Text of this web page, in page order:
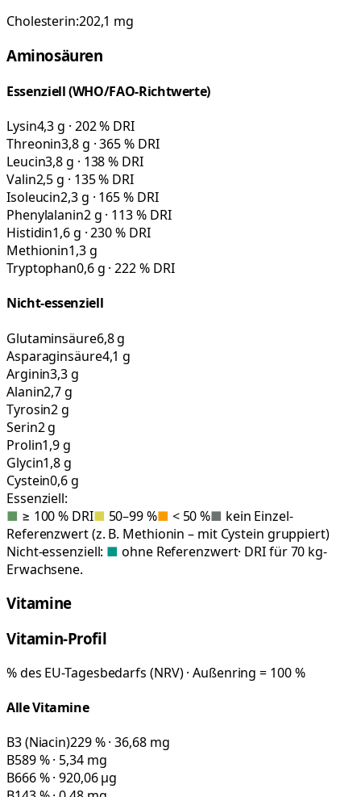
Cholesterin:202,1 mg
Aminosäuren
Essenziell (WHO/FAO-Richtwerte)
Lysin4,3 g · 202 % DRI
Threonin3,8 g · 365 % DRI
Leucin3,8 g · 138 % DRI
Valin2,5 g · 135 % DRI
Isoleucin2,3 g · 165 % DRI
Phenylalanin2 g · 113 % DRI
Histidin1,6 g · 230 % DRI
Methionin1,3 g
Tryptophan0,6 g · 222 % DRI
Nicht-essenziell
Glutaminsäure6,8 g
Asparaginsäure4,1 g
Arginin3,3 g
Alanin2,7 g
Tyrosin2 g
Serin2 g
Prolin1,9 g
Glycin1,8 g
Cystein0,6 g
Essenziell:
■ ≥ 100 % DRI■ 50–99 %■ < 50 %■ kein Einzel-
Referenzwert (z. B. Methionin – mit Cystein gruppiert)
Nicht-essenziell: ■ ohne Referenzwert· DRI für 70 kg-
Erwachsene.
Vitamine
Vitamin-Profil
% des EU-Tagesbedarfs (NRV) · Außenring = 100 %
Alle Vitamine
B3 (Niacin)229 % · 36,68 mg
B589 % · 5,34 mg
B666 % · 920,06 µg